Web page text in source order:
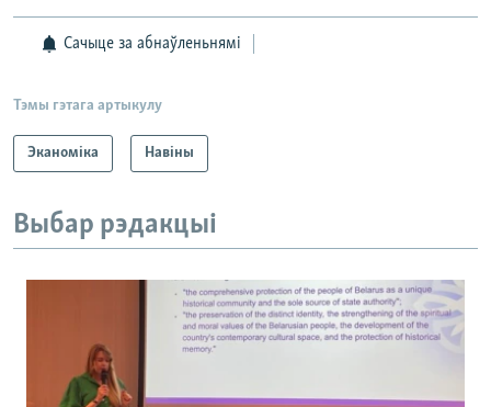
Сачыце за абнаўленьнямі
Тэмы гэтага артыкулу
Эканоміка Навіны
Выбар рэдакцыі